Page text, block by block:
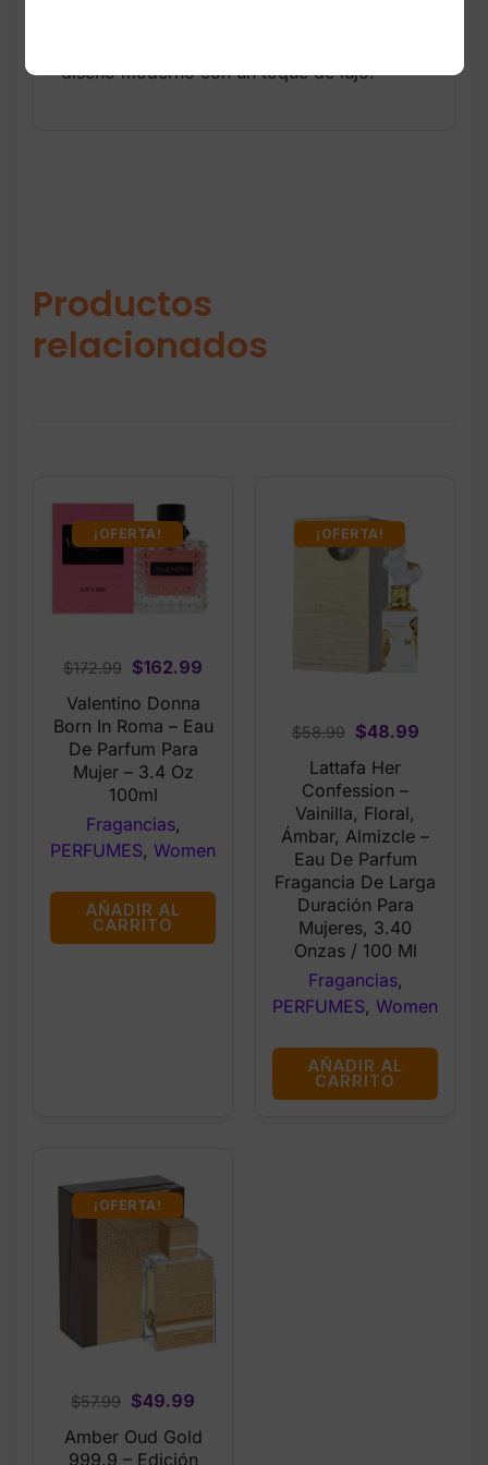
diseño moderno con un toque de lujo.
Productos
relacionados
¡OFERTA!
$172.99 Original
price
was:
$172.99.
$162.99
is:
Valentino Donna
Born In Roma – Eau
De Parfum Para
Mujer – 3.4 Oz
100ml
Fragancias,
PERFUMES, Women
AÑADIR AL
CARRITO
¡OFERTA!
$58.99
Original
price
was:
$58.99.
$48.99Current
Lattafa Her
Confession –
Vainilla, Floral,
Ámbar, Almizcle –
Eau De Parfum
Fragancia De Larga
Duración Para
Mujeres, 3.40
Onzas / 100 Ml
Fragancias,
PERFUMES, Women
AÑADIR AL
CARRITO
¡OFERTA!
$57.99 Original
price
was:
$49.99
price
is:
Amber Oud Gold
999.9 – Edición